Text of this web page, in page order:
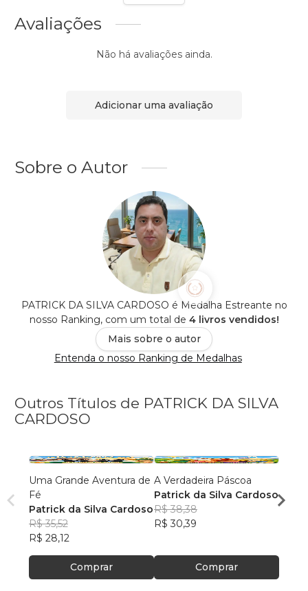
Avaliações
Não há avaliações ainda.
Adicionar uma avaliação
Sobre o Autor
PATRICK DA SILVA CARDOSO é Medalha Estreante no
nosso Ranking, com um total de 4 livros vendidos!
Mais sobre o autor
Entenda o nosso Ranking de Medalhas
Outros Títulos de PATRICK DA SILVA
CARDOSO
Uma Grande Aventura de
Fé
Patrick da Silva Cardoso
R$ 35,52
R$ 28,12
Comprar
A Verdadeira Páscoa
Patrick da Silva Cardoso
R$ 38,38
R$ 30,39
Comprar
R$